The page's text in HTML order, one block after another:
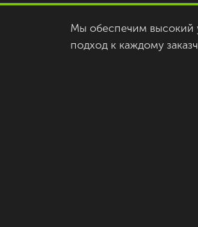
Мы обеспечим высокий
подход к каждому